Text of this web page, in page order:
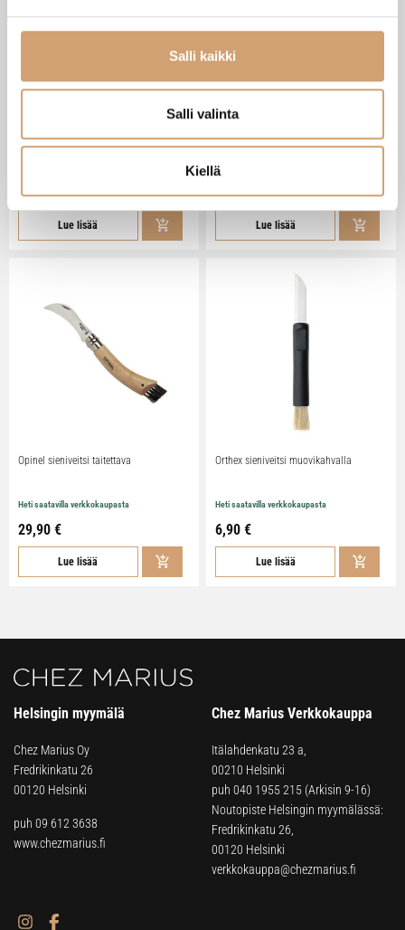
Salli kaikki
Salli valinta
Kiellä
13,90 €
Lue lisää
Heti saatavilla verkkokaupasta
239,00 €
Lue lisää
Opinel sieniveitsi taitettava
Heti saatavilla verkkokaupasta
29,90 €
Lue lisää
Orthex sieniveitsi muovikahvalla
Heti saatavilla verkkokaupasta
6,90 €
Lue lisää
Helsingin myymälä
Chez Marius Oy
Fredrikinkatu 26
00120 Helsinki
puh 09 612 3638
www.chezmarius.fi
Chez Marius Verkkokauppa
Itälahdenkatu 23 a,
00210 Helsinki
puh 040 1955 215 (Arkisin 9-16)
Noutopiste Helsingin myymälässä:
Fredrikinkatu 26,
00120 Helsinki
verkkokauppa@chezmarius.fi